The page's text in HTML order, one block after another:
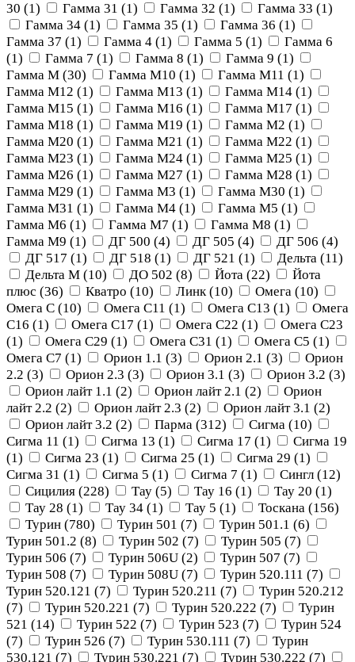
30 (1) Гамма 31 (1) Гамма 32 (1) Гамма 33 (1)
Гамма 34 (1) Гамма 35 (1) Гамма 36 (1)
Гамма 37 (1) Гамма 4 (1) Гамма 5 (1)
Гамма 6
(1) Гамма 7 (1) Гамма 8 (1) Гамма 9 (1)
Гамма М (30) Гамма М10 (1) Гамма М11 (1)
Гамма М12 (1) Гамма М13 (1) Гамма М14 (1)
Гамма М15 (1) Гамма М16 (1) Гамма М17 (1)
Гамма М18 (1) Гамма М19 (1) Гамма М2 (1)
Гамма М20 (1) Гамма М21 (1) Гамма М22 (1)
Гамма М23 (1) Гамма М24 (1) Гамма М25 (1)
Гамма М26 (1) Гамма М27 (1) Гамма М28 (1)
Гамма М29 (1) Гамма М3 (1) Гамма М30 (1)
Гамма М31 (1) Гамма М4 (1) Гамма М5 (1)
Гамма М6 (1) Гамма М7 (1) Гамма М8 (1)
Гамма М9 (1) ДГ 500 (4) ДГ 505 (4) ДГ 506 (4)
ДГ 517 (1) ДГ 518 (1) ДГ 521 (1) Дельта (11)
Дельта М (10) ДО 502 (8) Йота (22)
Йота
плюс (36) Кватро (10) Линк (10) Омега (10)
Омега С (10) Омега С11 (1) Омега С13 (1)
Омега
С16 (1) Омега С17 (1) Омега С22 (1)
Омега С23
(1) Омега С29 (1) Омега С31 (1) Омега С5 (1)
Омега С7 (1) Орион 1.1 (3) Орион 2.1 (3)
Орион
2.2 (3) Орион 2.3 (3) Орион 3.1 (3) Орион 3.2 (3)
Орион лайт 1.1 (2) Орион лайт 2.1 (2)
Орион
лайт 2.2 (2) Орион лайт 2.3 (2) Орион лайт 3.1 (2)
Орион лайт 3.2 (2) Парма (312) Сигма (10)
Сигма 11 (1) Сигма 13 (1) Сигма 17 (1)
Сигма 19
(1) Сигма 23 (1) Сигма 25 (1) Сигма 29 (1)
Сигма 31 (1) Сигма 5 (1) Сигма 7 (1) Сингл (12)
Сицилия (228) Тау (5) Тау 16 (1) Тау 20 (1)
Тау 28 (1) Тау 34 (1) Тау 5 (1) Тоскана (156)
Турин (780) Турин 501 (7) Турин 501.1 (6)
Турин 501.2 (8) Турин 502 (7) Турин 505 (7)
Турин 506 (7) Турин 506U (2) Турин 507 (7)
Турин 508 (7) Турин 508U (7) Турин 520.111 (7)
Турин 520.121 (7) Турин 520.211 (7)
Турин 520.212
(7) Турин 520.221 (7) Турин 520.222 (7)
Турин
521 (14) Турин 522 (7) Турин 523 (7)
Турин 524
(7) Турин 526 (7) Турин 530.111 (7)
Турин
530.121 (7) Турин 530.221 (7) Турин 530.222 (7)